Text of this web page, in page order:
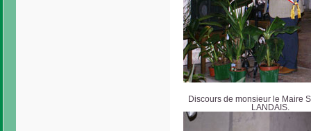
Discours de monsieur le Maire
LANDAIS.